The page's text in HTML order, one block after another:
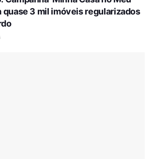
quase 3 mil imóveis regularizados